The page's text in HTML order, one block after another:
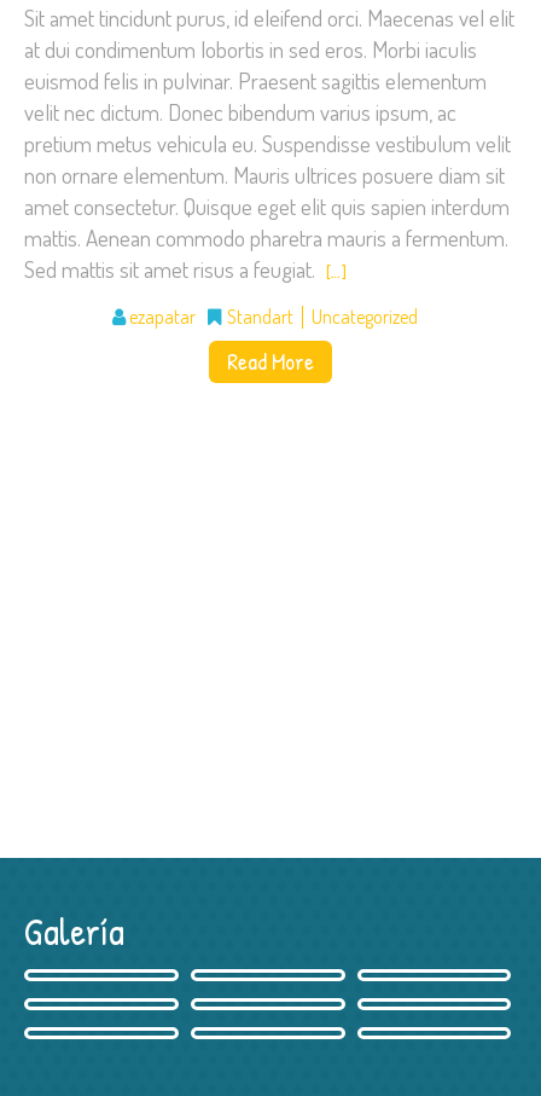
Sit amet tincidunt purus, id eleifend orci. Maecenas vel elit
at dui condimentum lobortis in sed eros. Morbi iaculis
euismod felis in pulvinar. Praesent sagittis elementum
velit nec dictum. Donec bibendum varius ipsum, ac
pretium metus vehicula eu. Suspendisse vestibulum velit
non ornare elementum. Mauris ultrices posuere diam sit
amet consectetur. Quisque eget elit quis sapien interdum
mattis. Aenean commodo pharetra mauris a fermentum.
Sed mattis sit amet risus a feugiat. […]
ezapatar Standart Uncategorized
Read More
Galería